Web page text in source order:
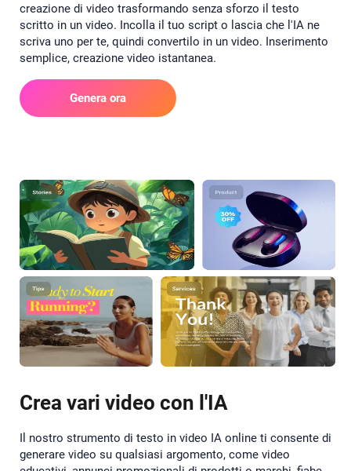
creazione di video trasformando senza sforzo il testo
scritto in un video. Incolla il tuo script o lascia che l'IA ne
scriva uno per te, quindi convertilo in un video. Inserimento
semplice, creazione video istantanea.
Genera ora
Crea vari video con l'IA
Il nostro strumento di testo in video IA online ti consente di
generare video su qualsiasi argomento, come video